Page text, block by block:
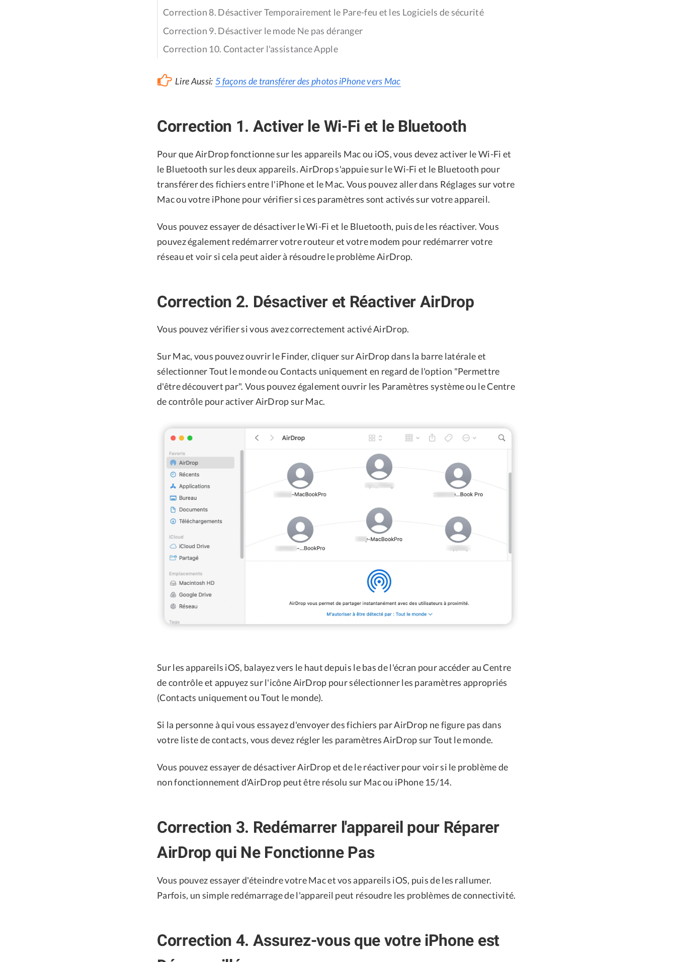
Correction 8. Désactiver Temporairement le Pare-feu et les Logiciels de sécurité
Correction 9. Désactiver le mode Ne pas déranger
Correction 10. Contacter l'assistance Apple
Lire Aussi: 5 façons de transférer des photos iPhone vers Mac
Correction 1. Activer le Wi-Fi et le Bluetooth
Pour que AirDrop fonctionne sur les appareils Mac ou iOS, vous devez activer le Wi-Fi et
le Bluetooth sur les deux appareils. AirDrop s'appuie sur le Wi-Fi et le Bluetooth pour
transférer des fichiers entre l'iPhone et le Mac. Vous pouvez aller dans Réglages sur votre
Mac ou votre iPhone pour vérifier si ces paramètres sont activés sur votre appareil.
Vous pouvez essayer de désactiver le Wi-Fi et le Bluetooth, puis de les réactiver. Vous
pouvez également redémarrer votre routeur et votre modem pour redémarrer votre
réseau et voir si cela peut aider à résoudre le problème AirDrop.
Correction 2. Désactiver et Réactiver AirDrop
Vous pouvez vérifier si vous avez correctement activé AirDrop.
Sur Mac, vous pouvez ouvrir le Finder, cliquer sur AirDrop dans la barre latérale et
sélectionner Tout le monde ou Contacts uniquement en regard de l'option "Permettre
d'être découvert par". Vous pouvez également ouvrir les Paramètres système ou le Centre
de contrôle pour activer AirDrop sur Mac.
Sur les appareils iOS, balayez vers le haut depuis le bas de l'écran pour accéder au Centre
de contrôle et appuyez sur l'icône AirDrop pour sélectionner les paramètres appropriés
(Contacts uniquement ou Tout le monde).
Si la personne à qui vous essayez d'envoyer des fichiers par AirDrop ne figure pas dans
votre liste de contacts, vous devez régler les paramètres AirDrop sur Tout le monde.
Vous pouvez essayer de désactiver AirDrop et de le réactiver pour voir si le problème de
non fonctionnement d'AirDrop peut être résolu sur Mac ou iPhone 15/14.
Correction 3. Redémarrer l'appareil pour Réparer
AirDrop qui Ne Fonctionne Pas
Vous pouvez essayer d'éteindre votre Mac et vos appareils iOS, puis de les rallumer.
Parfois, un simple redémarrage de l'appareil peut résoudre les problèmes de connectivité.
Correction 4. Assurez-vous que votre iPhone est